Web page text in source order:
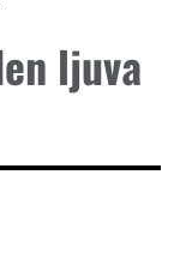
ljuva